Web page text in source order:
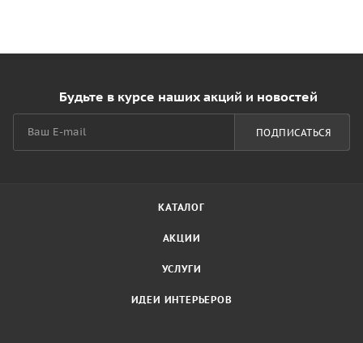
Будьте в курсе наших акций и новостей
ПОДПИСАТЬСЯ
КАТАЛОГ
АКЦИИ
УСЛУГИ
ИДЕИ ИНТЕРЬЕРОВ